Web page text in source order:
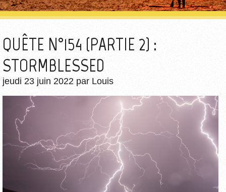
QUÊTE N°154 (PARTIE 2) :
STORMBLESSED
jeudi 23 juin 2022 par Louis